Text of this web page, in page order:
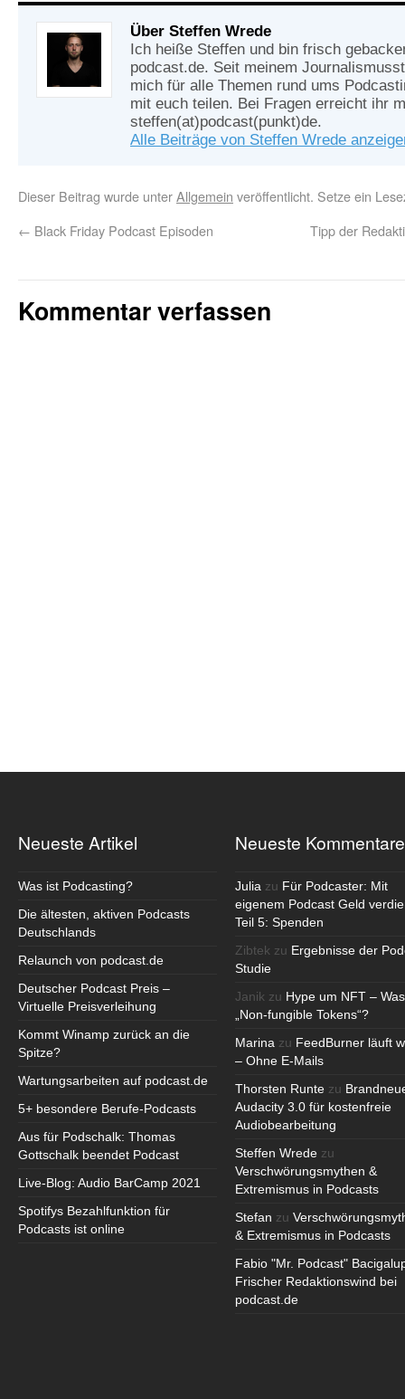
Über Steffen Wrede
Ich heiße Steffen und bin frisch
podcast.de. Seit meinem
mich für alle Themen rund ums
mit euch teilen. Bei Fragen erreicht ihr
steffen(at)podcast(punkt)de.
Alle Beiträge von Steffen Wrede
Dieser Beitrag wurde unterAllgemein veröffentlicht. Setze ein
← Black Friday Podcast Episoden Tipp der
Kommentar verfassen
Neueste Artikel
Was ist Podcasting?
Die ältesten, aktiven Podcasts
Deutschlands
Relaunch von podcast.de
Deutscher Podcast Preis –
Virtuelle Preisverleihung
Kommt Winamp zurück an die
Spitze?
Wartungsarbeiten auf podcast.de
5+ besondere Berufe-Podcasts
Aus für Podschalk: Thomas
Gottschalk beendet Podcast
Live-Blog: Audio BarCamp 2021
Spotifys Bezahlfunktion für
Podcasts ist online
Neueste Kommentare
Julia zu Für Podcaster: Mit
eigenem Podcast Geld
Teil 5: Spenden
Zibtek zu Ergebnisse der
Studie
Janik zu Hype um NFT –
„Non-fungible Tokens“?
Marina zu FeedBurner läuft
– Ohne E-Mails
Thorsten Runte zu
Audacity 3.0 für kostenfreie
Audiobearbeitung
Steffen Wrede zu
Verschwörungsmythen &
Extremismus in Podcasts
Stefan zu
& Extremismus in Podcasts
Fabio "Mr. Podcast"
Frischer Redaktionswind bei
podcast.de